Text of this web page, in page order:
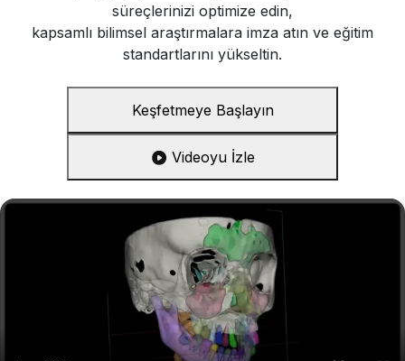
süreçlerinizi optimize edin,
kapsamlı bilimsel araştırmalara imza atın ve eğitim
standartlarını yükseltin.
Keşfetmeye Başlayın
Videoyu İzle